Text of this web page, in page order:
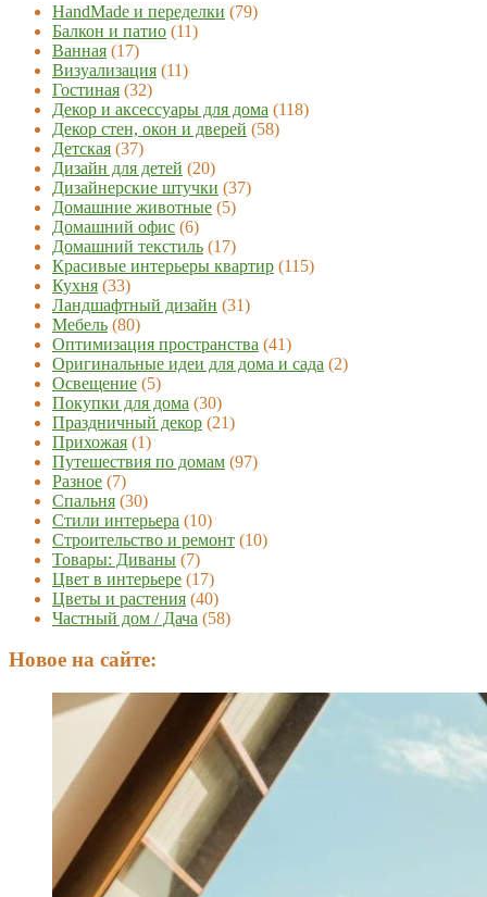
HandMade и переделки (79)
Балкон и патио (11)
Ванная (17)
Визуализация (11)
Гостиная (32)
Декор и аксессуары для дома (118)
Декор стен, окон и дверей (58)
Детская (37)
Дизайн для детей (20)
Дизайнерские штучки (37)
Домашние животные (5)
Домашний офис (6)
Домашний текстиль (17)
Красивые интерьеры квартир (115)
Кухня (33)
Ландшафтный дизайн (31)
Мебель (80)
Оптимизация пространства (41)
Оригинальные идеи для дома и сада (2)
Освещение (5)
Покупки для дома (30)
Праздничный декор (21)
Прихожая (1)
Путешествия по домам (97)
Разное (7)
Спальня (30)
Стили интерьера (10)
Строительство и ремонт (10)
Товары: Диваны (7)
Цвет в интерьере (17)
Цветы и растения (40)
Частный дом / Дача (58)
Новое на сайте: